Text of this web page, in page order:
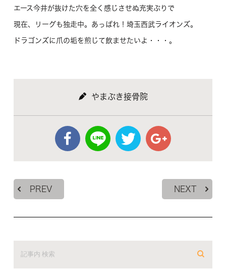
エース今井が抜けた穴を全く感じさせぬ充実ぶりで
現在、リーグも独走中。あっぱれ！埼玉西武ライオンズ。
ドラゴンズに爪の垢を煎じて飲ませたいよ・・・。
やまぶき接骨院
PREV NEXT